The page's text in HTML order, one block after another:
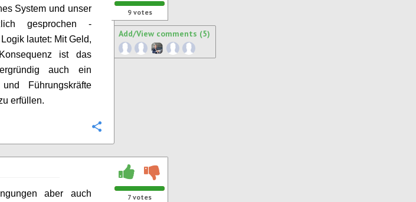
sSystem und unser
gesprochen -
lautet: Mit Geld,
Konsequenz ist das
auch ein
Führungskräfte
erfüllen.
9votes
Add/View comments (5)
aber auch
7 votes